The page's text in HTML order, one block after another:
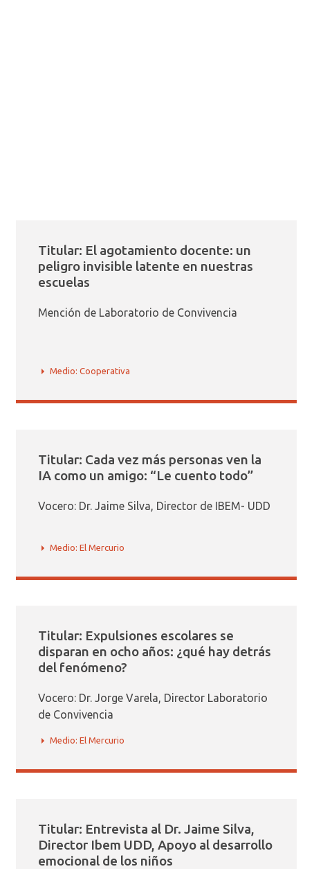
Titular: El agotamiento docente: un
peligro invisible latente en nuestras
escuelas
Mención de Laboratorio de Convivencia
Medio: Cooperativa
Titular: Cada vez más personas ven la
IA como un amigo: “Le cuento todo”
Vocero: Dr. Jaime Silva, Director de IBEM- UDD
Medio: El Mercurio
Titular: Expulsiones escolares se
disparan en ocho años: ¿qué hay detrás
del fenómeno?
Vocero: Dr. Jorge Varela, Director Laboratorio
de Convivencia
Medio: El Mercurio
Titular: Entrevista al Dr. Jaime Silva,
Director Ibem UDD, Apoyo al desarrollo
emocional de los niños